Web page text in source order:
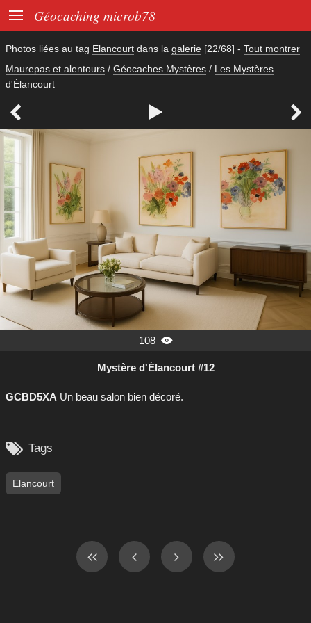
 Géocaching microb78
Photos liées au tag Elancourt dans la galerie [22/68] - Tout montrer
Maurepas et alentours / Géocaches Mystères / Les Mystères
d'Élancourt
  
108 
Mystère d'Élancourt #12
GCBD5XA Un beau salon bien décoré.
 Tags
Elancourt